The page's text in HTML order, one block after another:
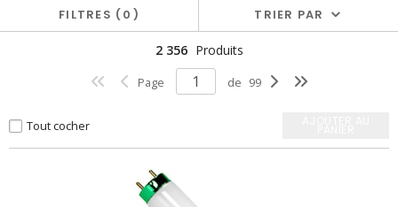
FILTRES 0 TRIER PAR
2 356 Produits
Page de 99
Tout cocher